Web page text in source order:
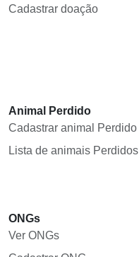
Cadastrar doação
Animal Perdido
Cadastrar animal Perdido
Lista de animais Perdidos
ONGs
Ver ONGs